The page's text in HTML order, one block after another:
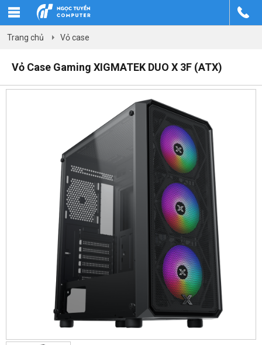
Trang chủ Vỏ case
Vỏ Case Gaming XIGMATEK DUO X 3F (ATX)